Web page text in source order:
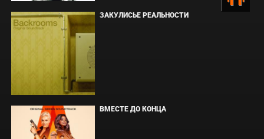
ЗАКУЛИСЬЕ РЕАЛЬНОСТИ
ВМЕСТЕ ДО КОНЦА